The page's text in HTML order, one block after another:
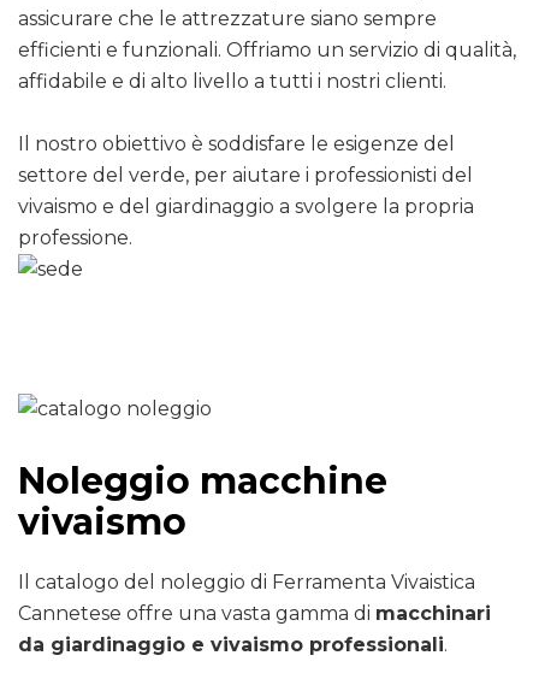
assicurare che le attrezzature siano sempre
efficienti e funzionali. Offriamo un servizio di qualità,
affidabile e di alto livello a tutti i nostri clienti.
Il nostro obiettivo è soddisfare le esigenze del
settore del verde, per aiutare i professionisti del
vivaismo e del giardinaggio a svolgere la propria
professione.
Noleggio macchine
vivaismo
Il catalogo del noleggio di Ferramenta Vivaistica
Cannetese offre una vasta gamma di macchinari
da giardinaggio e vivaismo professionali.